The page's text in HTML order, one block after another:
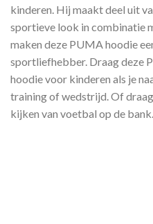
kinderen. Hij maakt deel uit
sportieve look in combinatie
maken deze PUMA hoodie
sportliefhebber. Draag deze
hoodie voor kinderen als je
training of wedstrijd. Of
kijken van voetbal op de bank.